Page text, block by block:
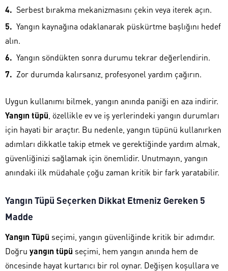
Serbest bırakma mekanizmasını çekin veya iterek açın.
Yangın kaynağına odaklanarak püskürtme başlığını hedef
alın.
Yangın söndükten sonra durumu tekrar değerlendirin.
Zor durumda kalırsanız, profesyonel yardım çağırın.
Uygun kullanımı bilmek, yangın anında paniği en aza indirir.
Yangın tüpü , özellikle ev ve iş yerlerindeki yangın durumları
için hayati bir araçtır. Bu nedenle, yangın tüpünü kullanırken
adımları dikkatle takip etmek ve gerektiğinde yardım almak,
güvenliğinizi sağlamak için önemlidir. Unutmayın, yangın
anındaki ilk müdahale çoğu zaman kritik bir fark yaratabilir.
Yangın Tüpü Seçerken Dikkat Etmeniz Gereken 5
Madde
Yangın Tüpü seçimi, yangın güvenliğinde kritik bir adımdır.
Doğru yangın tüpü seçimi, hem yangın anında hem de
öncesinde hayat kurtarıcı bir rol oynar. Değişen koşullara ve